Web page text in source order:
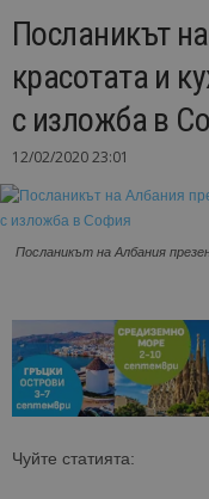
Посланикът
красотата и
с изложба в
12/02/2020 23:01
Посланикът на Албания
Чуйте статията: